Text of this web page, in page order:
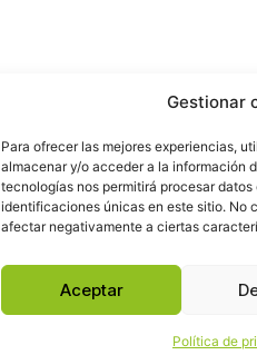
Gestionar
Para ofrecer las mejores experiencias,
almacenar y/o acceder a la información
tecnologías nos permitirá procesar
identificaciones únicas en este sitio. No
afectar negativamente a ciertas
Aceptar
Política de